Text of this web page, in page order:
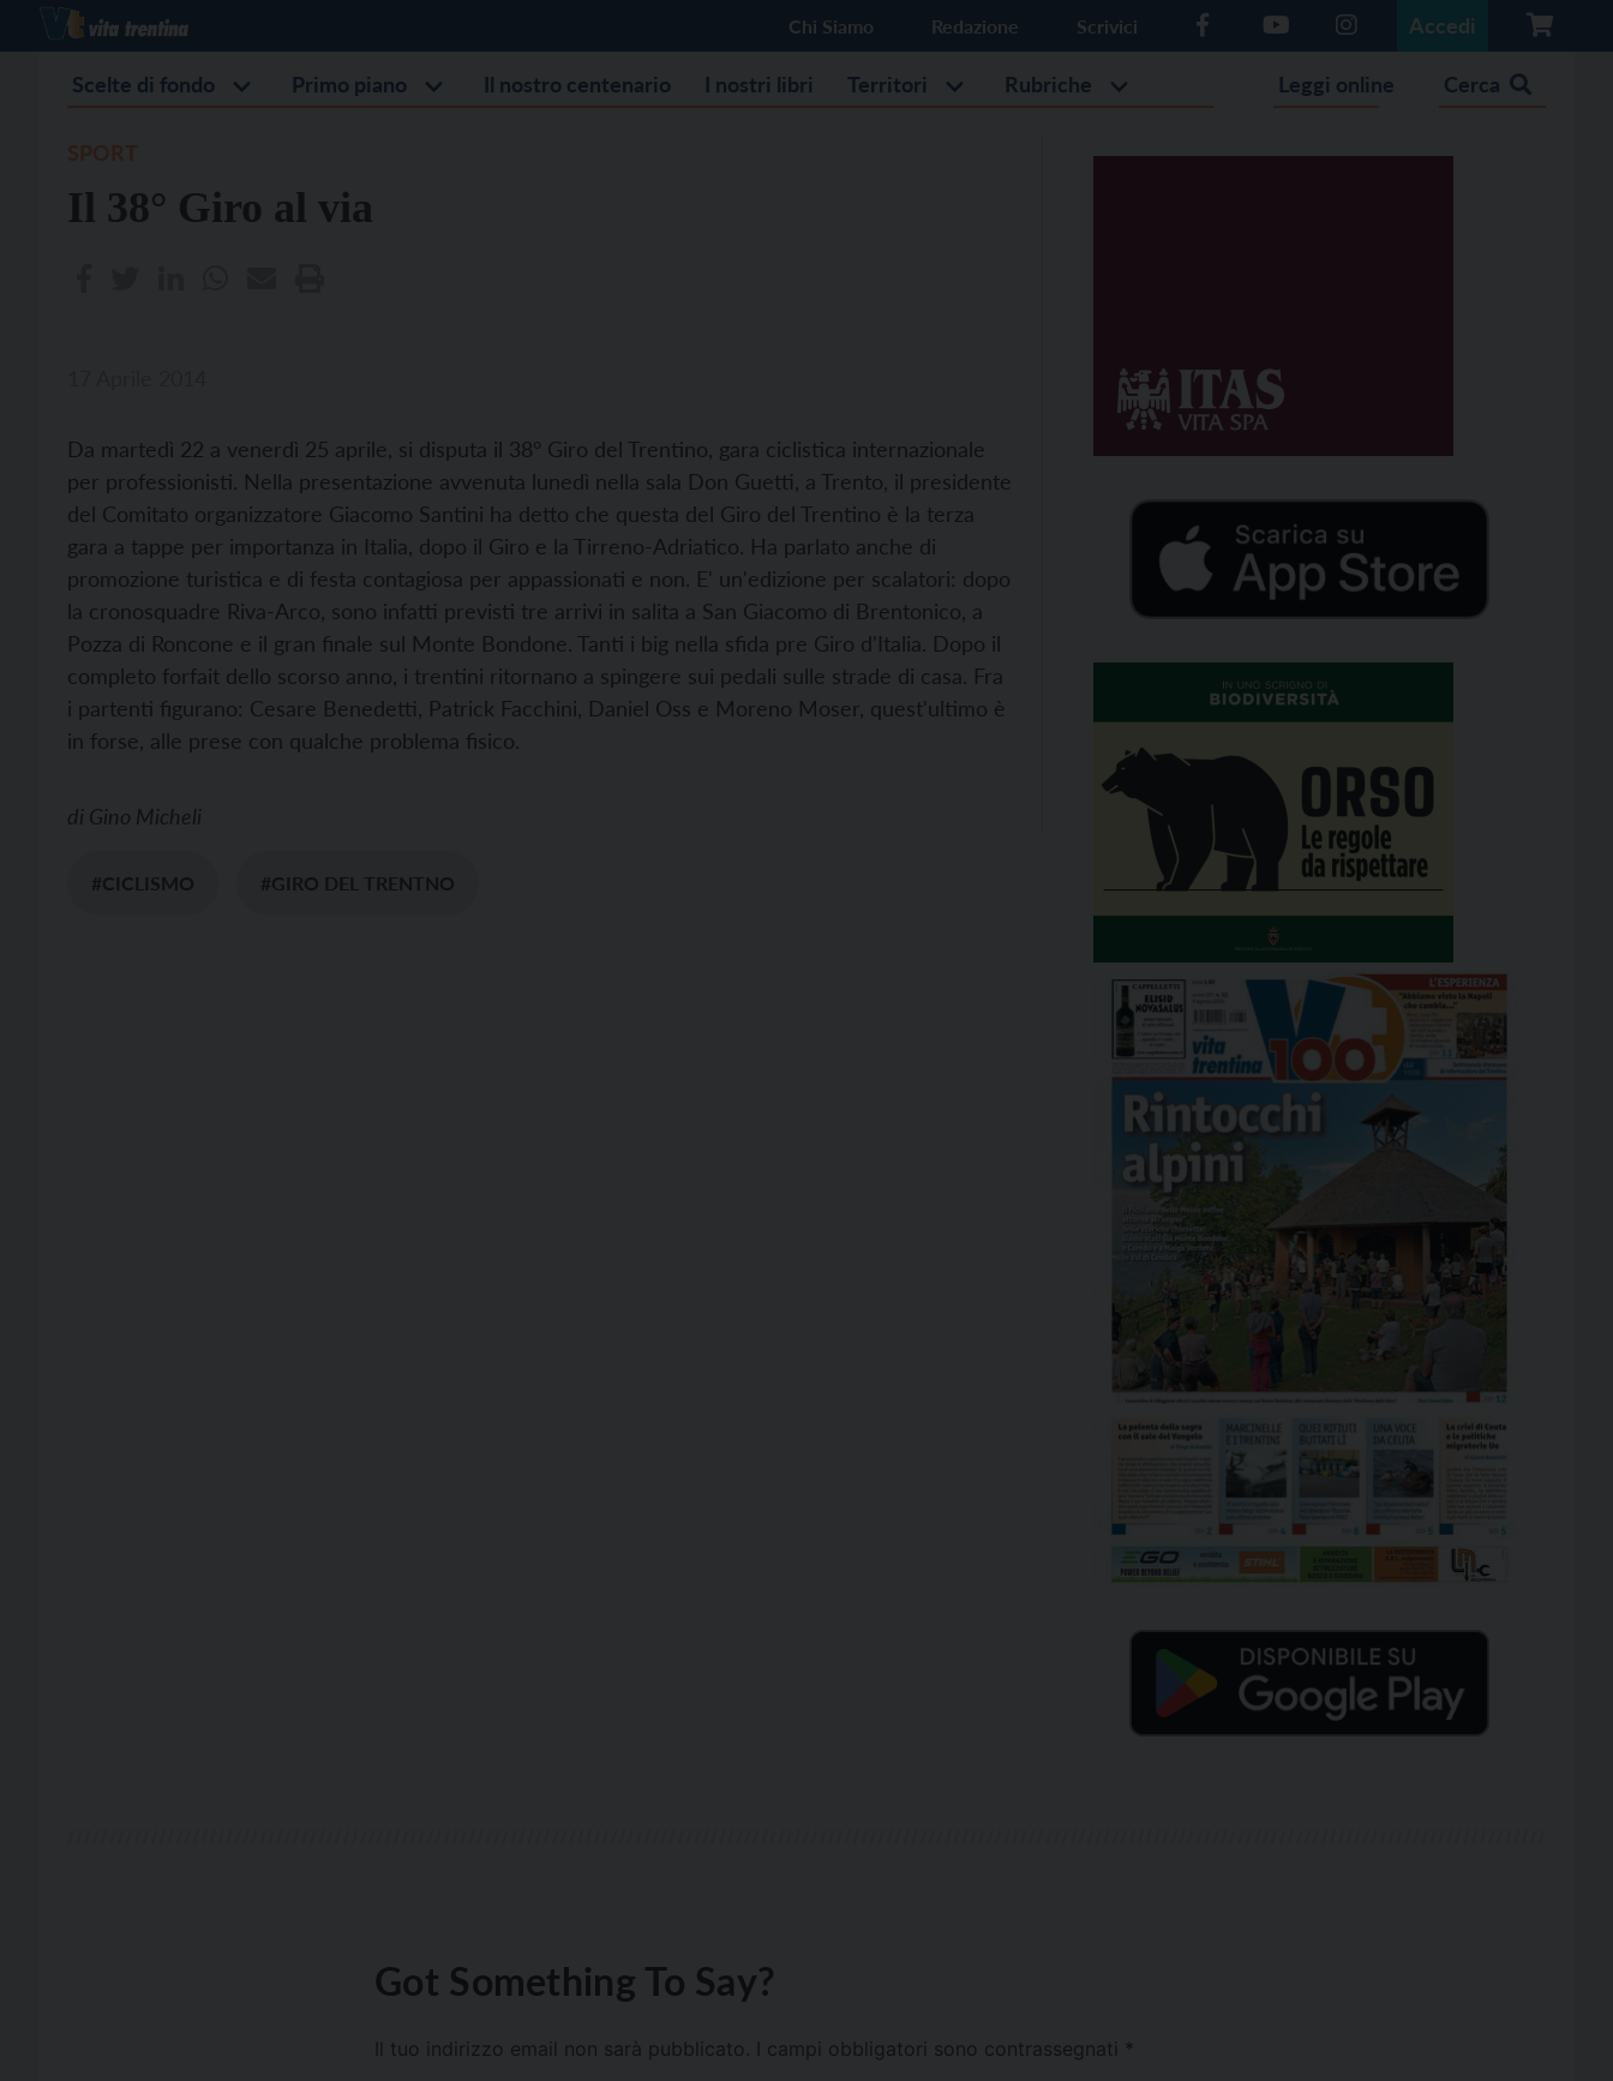
Chi Siamo Redazione Scrivici Accedi
Scelte di fondo Primo piano Il nostro centenario I nostri libri Territori Rubriche Leggi online Cerca
Il 38° Giro al via
Da martedì 22 a venerdì 25 aprile, si disputa il 38° Giro del Trentino, gara ciclistica internazionale
per professionisti. Nella presentazione avvenuta lunedì nella sala Don Guetti, a Trento, il presidente
del Comitato organizzatore Giacomo Santini ha detto che questa del Giro del Trentino è la terza
gara a tappe per importanza in Italia, dopo il Giro e la Tirreno-Adriatico. Ha parlato anche di
promozione turistica e di festa contagiosa per appassionati e non. E' un'edizione per scalatori: dopo
la cronosquadre Riva-Arco, sono infatti previsti tre arrivi in salita a San Giacomo di Brentonico, a
Pozza di Roncone e il gran finale sul Monte Bondone. Tanti i big nella sfida pre Giro d'Italia. Dopo il
completo forfait dello scorso anno, i trentini ritornano a spingere sui pedali sulle strade di casa. Fra
i partenti figurano: Cesare Benedetti, Patrick Facchini, Daniel Oss e Moreno Moser, quest'ultimo è
in forse, alle prese con qualche problema fisico.
di Gino Micheli
#CICLISMO #GIRO DEL TRENTNO
Got Something To Say?
Il tuo indirizzo email non sarà pubblicato. I campi obbligatori sono contrassegnati *